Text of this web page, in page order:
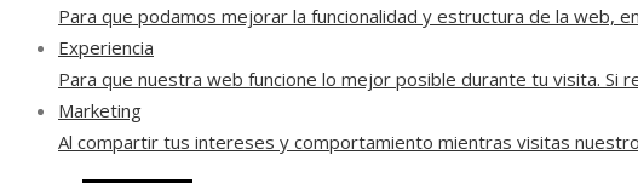
Para que podamos mejorar la funcionalidad y estructura de la web,
Experiencia
Para que nuestra web funcione lo mejor posible durante tu visita. Si
Marketing
Al compartir tus intereses y comportamiento mientras visitas